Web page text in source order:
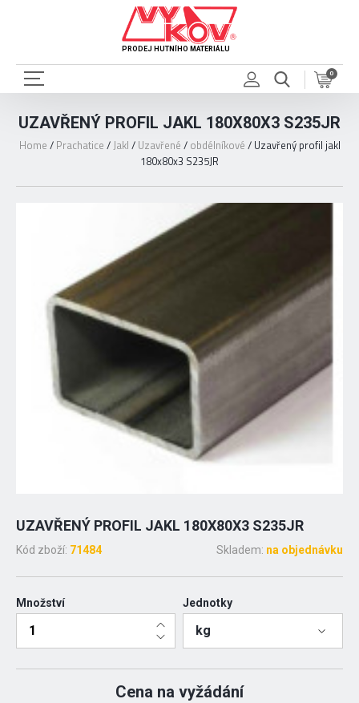
PRODEJ HUTNÍHO MATERIÁLU
0
UZAVŘENÝ PROFIL JAKL 180X80X3 S235JR
Home / Prachatice /Jakl / Uzavřené / obdélníkové / Uzavřený profil jakl
180x80x3 S235JR
UZAVŘENÝ PROFIL JAKL 180X80X3 S235JR
Kód zboží: 71484 Skladem: na objednávku
Množství Jednotky
kg
Cena na vyžádání